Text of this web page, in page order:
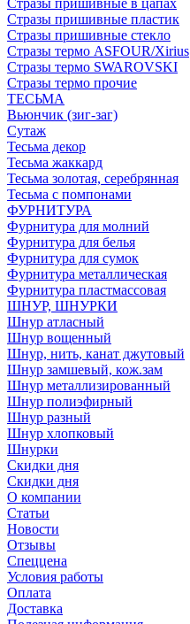
Стразы пришивные в цапах
Стразы пришивные пластик
Стразы пришивные стекло
Стразы термо ASFOUR/Xirius
Стразы термо SWAROVSKI
Стразы термо прочие
ТЕСЬМА
Вьюнчик (зиг-заг)
Сутаж
Тесьма декор
Тесьма жаккард
Тесьма золотая, серебрянная
Тесьма с помпонами
ФУРНИТУРА
Фурнитура для молний
Фурнитура для белья
Фурнитура для сумок
Фурнитура металлическая
Фурнитура пластмассовая
ШНУР, ШНУРКИ
Шнур атласный
Шнур вощенный
Шнур, нить, канат джутовый
Шнур замшевый, кож.зам
Шнур металлизированный
Шнур полиэфирный
Шнур разный
Шнур хлопковый
Шнурки
Скидки дня
Скидки дня
О компании
Статьи
Новости
Отзывы
Спеццена
Условия работы
Оплата
Доставка